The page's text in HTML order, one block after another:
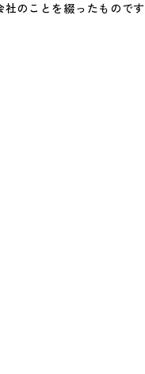
のことを綴ったものです